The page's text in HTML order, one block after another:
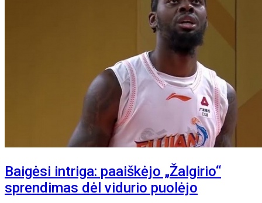
Baigėsi intriga: paaiškėjo „Žalgirio“
sprendimas dėl vidurio puolėjo